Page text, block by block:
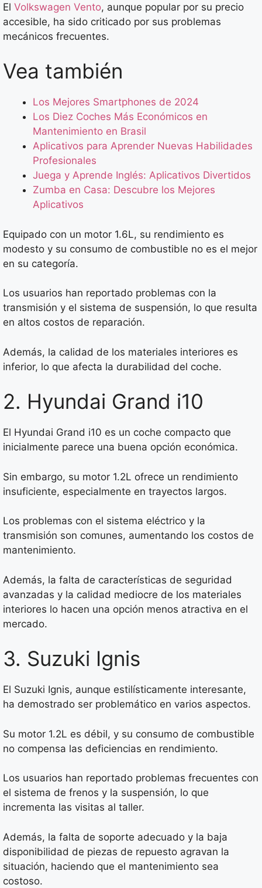
El Volkswagen Vento, aunque popular por su precio
accesible, ha sido criticado por sus problemas
mecánicos frecuentes.
Vea también
Los Mejores Smartphones de 2024
Los Diez Coches Más Económicos en
Mantenimiento en Brasil
Aplicativos para Aprender Nuevas Habilidades
Profesionales
Juega y Aprende Inglés: Aplicativos Divertidos
Zumba en Casa: Descubre los Mejores
Aplicativos
Equipado con un motor 1.6L, su rendimiento es
modesto y su consumo de combustible no es el mejor
en su categoría.
Los usuarios han reportado problemas con la
transmisión y el sistema de suspensión, lo que resulta
en altos costos de reparación.
Además, la calidad de los materiales interiores es
inferior, lo que afecta la durabilidad del coche.
2. Hyundai Grand i10
El Hyundai Grand i10 es un coche compacto que
inicialmente parece una buena opción económica.
Sin embargo, su motor 1.2L ofrece un rendimiento
insuficiente, especialmente en trayectos largos.
Los problemas con el sistema eléctrico y la
transmisión son comunes, aumentando los costos de
mantenimiento.
Además, la falta de características de seguridad
avanzadas y la calidad mediocre de los materiales
interiores lo hacen una opción menos atractiva en el
mercado.
3. Suzuki Ignis
El Suzuki Ignis, aunque estilísticamente interesante,
ha demostrado ser problemático en varios aspectos.
Su motor 1.2L es débil, y su consumo de combustible
no compensa las deficiencias en rendimiento.
Los usuarios han reportado problemas frecuentes con
el sistema de frenos y la suspensión, lo que
incrementa las visitas al taller.
Además, la falta de soporte adecuado y la baja
disponibilidad de piezas de repuesto agravan la
situación, haciendo que el mantenimiento sea
costoso.